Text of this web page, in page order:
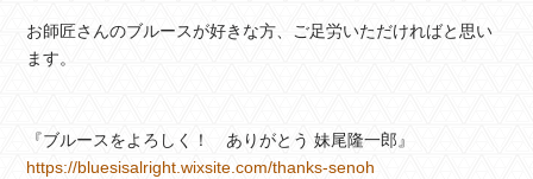
お師匠さんのブルースが好きな方、ご足労いただければと思い
ます。
『ブルースをよろしく！ ありがとう 妹尾隆一郎』
https://bluesisalright.wixsite.com/thanks-senoh